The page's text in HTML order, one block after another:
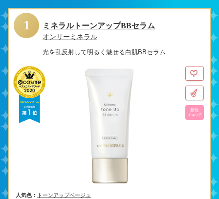
1 ミネラルトーンアップBBセラム
オンリーミネラル
光を乱反射して明るく魅せる白肌BBセラム
相性
チェック
人気色： トーンアップベージュ